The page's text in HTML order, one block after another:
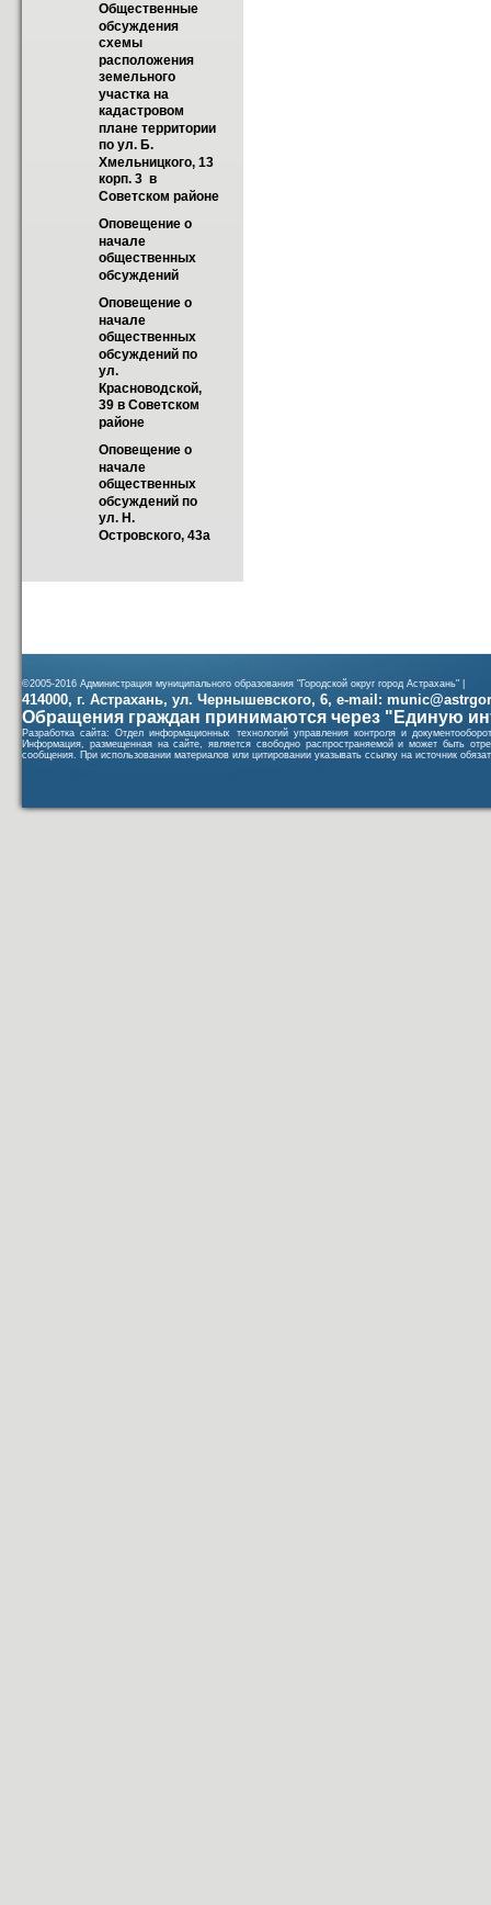
Общественные
обсуждения
схемы
расположения
земельного
участка на
кадастровом
плане территории
по ул. Б.
Хмельницкого, 13
корп. 3  в
Советском районе
Оповещение о
начале
общественных
обсуждений
Оповещение о
начале
общественных
обсуждений по
ул.
Красноводской,
39 в Советском
районе
Оповещение о
начале
общественных
обсуждений по
ул. Н.
Островского, 43а
©2005-2016 Администрация муниципального образования "Городской округ город Астрахань" |
414000, г. Астрахань, ул. Чернышевского, 6, e-mail:
Обращения граждан принимаются через "Единую
Разработка сайта: Отдел информационных технологий управления контроля и
Информация, размещенная на сайте, является свободно распространяемой и может быть
сообщения. При использовании материалов или цитировании указывать ссылку на источник